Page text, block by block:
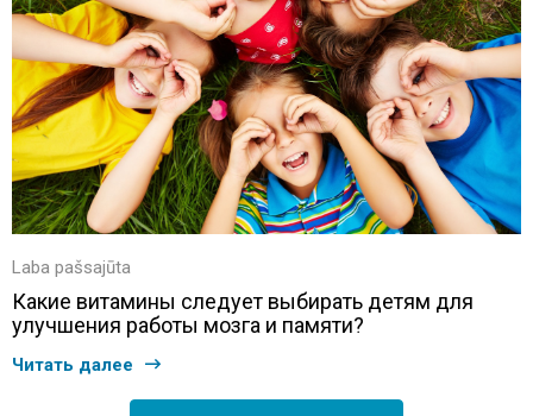
Laba pašsajūta
Какие витамины следует выбирать детям для
улучшения работы мозга и памяти?
Читать далее